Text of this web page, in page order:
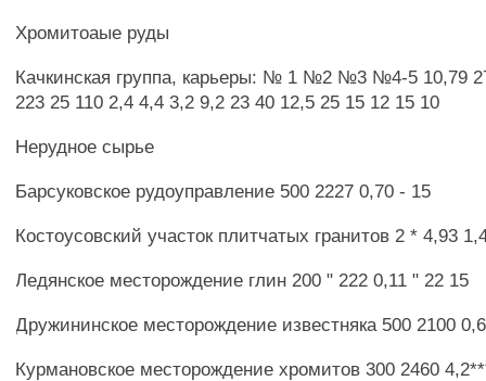
Хромитоаые руды
Качкинская группа, карьеры: № 1 №2 №3 №4-5 10,79
223 25 110 2,4 4,4 3,2 9,2 23 40 12,5 25 15 12 15 10
Нерудное сырье
Барсуковское рудоуправление 500 2227 0,70 - 15
Костоусовский участок плитчатых гранитов 2 * 4,93
Ледянское месторождение глин 200 " 222 0,11 " 22 15
Дружининское месторождение известняка 500 2100
Курмановское месторождение хромитов 300 2460